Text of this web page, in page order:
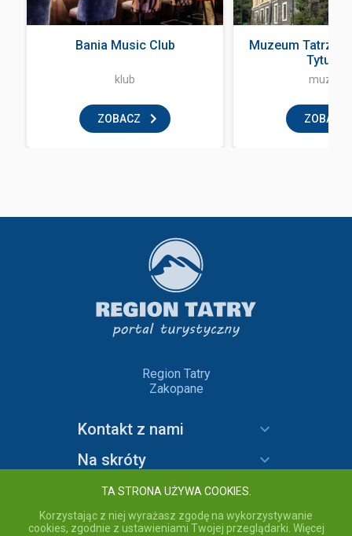
Bania Music Club
klub
ZOBACZ
Muzeum
Tytusa
ZOBACZ
Region Tatry
Zakopane
Kontakt z nami
Na skróty
Informacje
TA STRONA UŻYWA COOKIES.
Korzystając z niej wyrażasz zgodę na wykorzystywanie
cookies, zgodnie z ustawieniami Twojej przeglądarki. Więcej